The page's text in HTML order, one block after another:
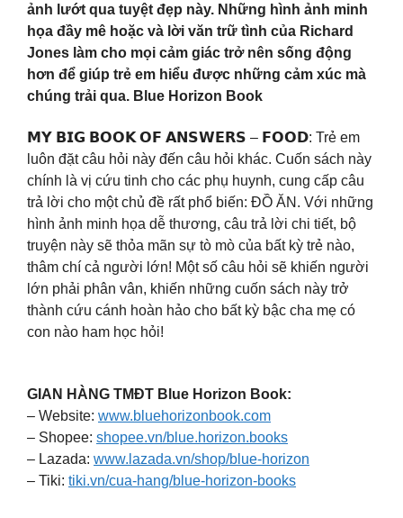
ảnh lướt qua tuyệt đẹp này. Những hình ảnh minh
họa đầy mê hoặc và lời văn trữ tình của Richard
Jones làm cho mọi cảm giác trở nên sống động
hơn để giúp trẻ em hiểu được những cảm xúc mà
chúng trải qua. Blue Horizon Book
𝗠𝗬 𝗕𝗜𝗚 𝗕𝗢𝗢𝗞 𝗢𝗙 𝗔𝗡𝗦𝗪𝗘𝗥𝗦 – 𝗙𝗢𝗢𝗗: Trẻ em
luôn đặt câu hỏi này đến câu hỏi khác. Cuốn sách này
chính là vị cứu tinh cho các phụ huynh, cung cấp câu
trả lời cho một chủ đề rất phổ biến: ĐỒ ĂN. Với những
hình ảnh minh họa dễ thương, câu trả lời chi tiết, bộ
truyện này sẽ thỏa mãn sự tò mò của bất kỳ trẻ nào,
thâm chí cả người lớn! Một số câu hỏi sẽ khiến người
lớn phải phân vân, khiến những cuốn sách này trở
thành cứu cánh hoàn hảo cho bất kỳ bậc cha mẹ có
con nào ham học hỏi!
GIAN HÀNG TMĐT Blue Horizon Book:
– Website: www.bluehorizonbook.com
– Shopee: shopee.vn/blue.horizon.books
– Lazada: www.lazada.vn/shop/blue-horizon
– Tiki: tiki.vn/cua-hang/blue-horizon-books